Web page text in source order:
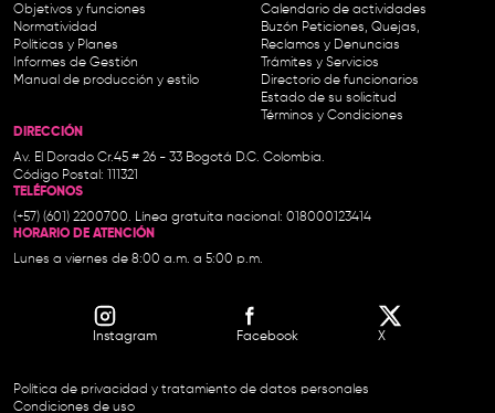
Objetivos y funciones
Normatividad
Políticas y Planes
Informes de Gestión
Manual de producción y estilo
Calendario de actividades
Buzón Peticiones, Quejas,
Reclamos y Denuncias
Trámites y Servicios
Directorio de funcionarios
Estado de su solicitud
Términos y Condiciones
DIRECCIÓN
Av. El Dorado Cr.45 # 26 - 33 Bogotá D.C. Colombia.
Código Postal: 111321
TELÉFONOS
(+57) (601) 2200700. Línea gratuita nacional: 018000123414
HORARIO DE ATENCIÓN
Lunes a viernes de 8:00 a.m. a 5:00 p.m.
Instagram Facebook X
Política de privacidad y tratamiento de datos personales
Condiciones de uso